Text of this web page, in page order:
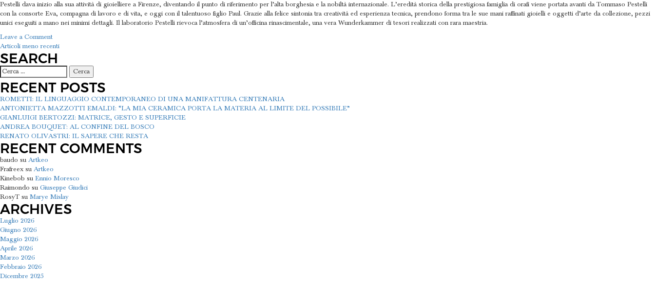
Pestelli dava inizio alla sua attività di gioielliere a Firenze, diventando il punto di riferimento per l’alta borghesia e la nobiltà internazionale. L’eredità storica della prestigiosa famiglia di orafi viene portata avanti da Tommaso Pestelli
con la consorte Eva, compagna di lavoro e di vita, e oggi con il talentuoso figlio Paul. Grazie alla felice sintonia tra creatività ed esperienza tecnica, prendono forma tra le sue mani raffinati gioielli e oggetti d’arte da collezione, pezzi
unici eseguiti a mano nei minimi dettagli. Il laboratorio Pestelli rievoca l’atmosfera di un’officina rinascimentale, una vera Wunderkammer di tesori realizzati con rara maestria.
Leave a Commenton
Pestelli
Creazioni
NAVIGAZIONE
ARTICOLI
Articoli meno recenti
SEARCH
Ricerca
per:
RECENT POSTS
ROMETTI: IL LINGUAGGIO CONTEMPORANEO DI UNA MANIFATTURA CENTENARIA
ANTONIETTA MAZZOTTI EMALDI: “LA MIA CERAMICA PORTA LA MATERIA AL LIMITE DEL POSSIBILE”
GIANLUIGI BERTOZZI: MATRICE, GESTO E SUPERFICIE
ANDREA BOUQUET: AL CONFINE DEL BOSCO
RENATO OLIVASTRI: IL SAPERE CHE RESTA
RECENT COMMENTS
baudo su Artkeo
Frafreex su Artkeo
Kinebob su Ennio Moresco
Raimondo su Giuseppe Giudici
RosyT su Marye Mislay
ARCHIVES
Luglio 2026
Giugno 2026
Maggio 2026
Aprile 2026
Marzo 2026
Febbraio 2026
Dicembre 2025